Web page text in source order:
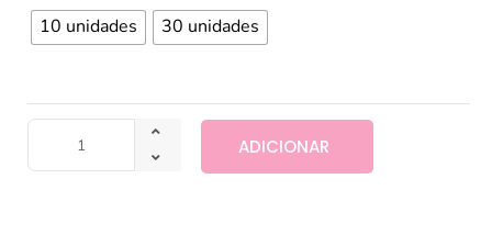
10 unidades 30 unidades
ADICIONAR